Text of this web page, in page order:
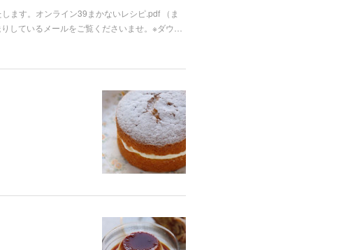
ます。オンライン39まかないレシピ.pdf （ま
しているメールをご覧くださいませ。※ダウ…